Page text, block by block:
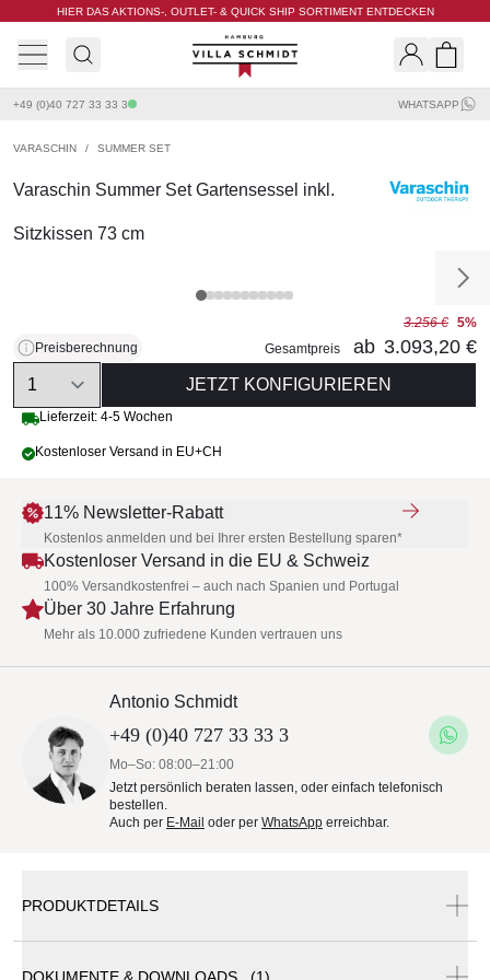
HIER DAS AKTIONS-, OUTLET- & QUICK SHIP SORTIMENT ENTDECKEN
Villa Schmidt
+49 (0)40 727 33 33 3 WHATSAPP
VARASCHIN / SUMMER SET
Varaschin Summer Set Gartensessel inkl.
Sitzkissen 73 cm
Preisberechnung
3.256 € 5%
Gesamtpreis
ab 3.093,20 €
Quantity
JETZT KONFIGURIEREN
Lieferzeit: 4-5 Wochen
Kostenloser Versand in EU+CH
11% Newsletter-Rabatt
Kostenlos anmelden und bei Ihrer ersten Bestellung sparen*
Kostenloser Versand in die EU & Schweiz
100% Versandkostenfrei – auch nach Spanien und Portugal
Über 30 Jahre Erfahrung
Mehr als 10.000 zufriedene Kunden vertrauen uns
Antonio Schmidt
+49 (0)40 727 33 33 3
Mo–So: 08:00–21:00
Jetzt persönlich beraten lassen, oder einfach telefonisch
bestellen.
Auch per E-Mail oder per WhatsApp erreichbar.
PRODUKTDETAILS
DOKUMENTE & DOWNLOADS (1)